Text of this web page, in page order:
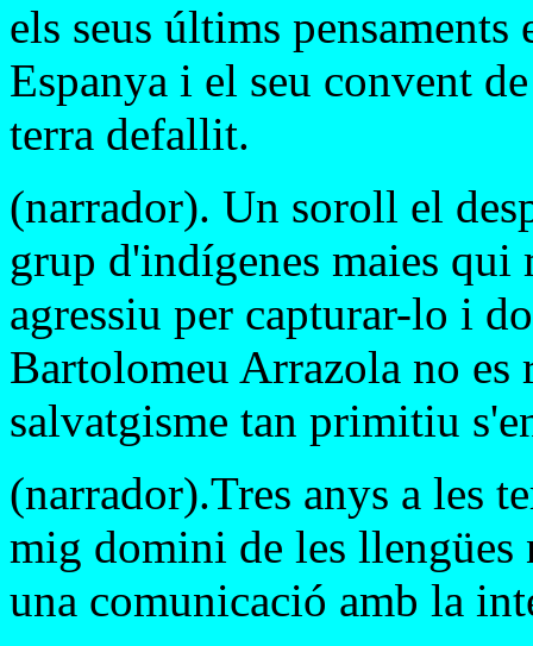
els seus últims
Espanya i el seu convent
terra defallit.
(narrador). Un soroll el
grup d'indígenes maies qui
agressiu per capturar-lo i
Bartolomeu Arrazola no es
salvatgisme tan primitiu
(narrador).Tres anys a les
mig domini de les llengües
una comunicació amb la